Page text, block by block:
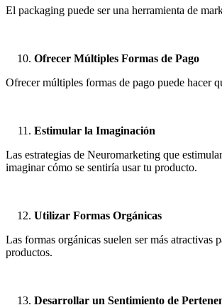
El packaging puede ser una herramienta de
Ofrecer Múltiples Formas de Pago
Ofrecer múltiples formas de pago puede hacer
Estimular la Imaginación
Las estrategias de Neuromarketing que
imaginar cómo se sentiría usar tu producto.
Utilizar Formas Orgánicas
Las formas orgánicas suelen ser más
productos.
Desarrollar un Sentimiento de